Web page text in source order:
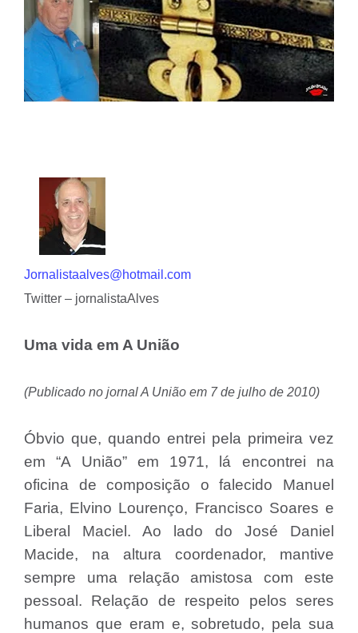
Jornalistaalves@hotmail.com
Twitter – jornalistaAlves
Uma vida em A União
(Publicado no jornal A União em 7 de julho de 2010)
Óbvio que, quando entrei pela primeira vez
em “A União” em 1971, lá encontrei na
oficina de composição o falecido Manuel
Faria, Elvino Lourenço, Francisco Soares e
Liberal Maciel. Ao lado do José Daniel
Macide, na altura coordenador, mantive
sempre uma relação amistosa com este
pessoal. Relação de respeito pelos seres
humanos que eram e, sobretudo, pela sua